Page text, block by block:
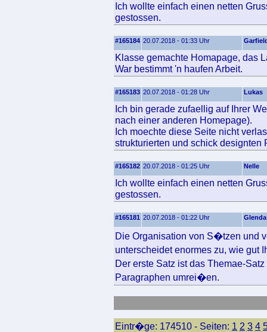
Ich wollte einfach einen netten
gestossen.
#165184 20.07.2018 - 01:33 Uhr
Klasse gemachte Homapage, das
War bestimmt 'n haufen Arbeit.
#165183 20.07.2018 - 01:28 Uhr Lukas
Ich bin gerade zufaellig auf Ihrer
nach einer anderen Homepage).
Ich moechte diese Seite nicht
strukturierten und schick designten
#165182 20.07.2018 - 01:25 Uhr Nelle
Ich wollte einfach einen netten
gestossen.
#165181 20.07.2018 - 01:22 Uhr Glenda
Die Organisation von S�tzen und
unterscheidet enormes zu, wie
Der erste Satz ist das Themae-
Paragraphen umrei�en.
Eintr�ge: 174510 - Seiten: 1 2 3 4